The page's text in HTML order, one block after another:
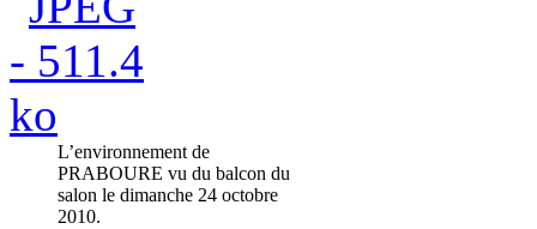
L’environnement de
PRABOURE vu du balcon du
salon le dimanche 24 octobre
2010.